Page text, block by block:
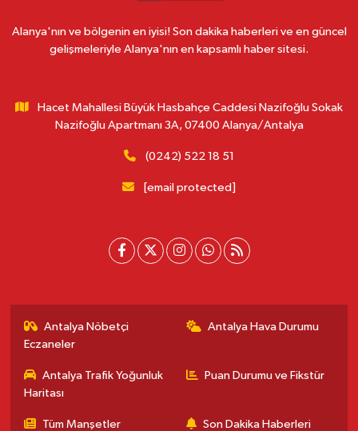
Alanya'nın ve bölgenin en iyisi! Son dakika haberleri ve en güncel
gelişmeleriyle Alanya'nın en kapsamlı haber sitesi.
Hacet Mahallesi Büyük Hasbahçe Caddesi Nazifoğlu Sokak
Nazifoğlu Apartmanı 3A, 07400 Alanya/Antalya
(0242) 522 18 51
[email protected]
Antalya Nöbetçi
Eczaneler
Antalya Hava Durumu
Antalya Trafik Yoğunluk
Haritası
Puan Durumu ve Fikstür
Tüm Manşetler Son Dakika Haberleri